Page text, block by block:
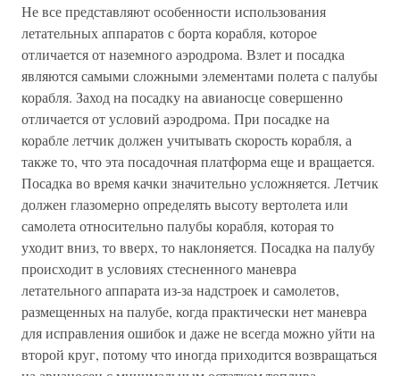
Не все представляют особенности использования
летательных аппаратов с борта корабля, которое
отличается от наземного аэродрома. Взлет и посадка
являются самыми сложными элементами полета с палубы
корабля. Заход на посадку на авианосце совершенно
отличается от условий аэродрома. При посадке на
корабле летчик должен учитывать скорость корабля, а
также то, что эта посадочная платформа еще и вращается.
Посадка во время качки значительно усложняется. Летчик
должен глазомерно определять высоту вертолета или
самолета относительно палубы корабля, которая то
уходит вниз, то вверх, то наклоняется. Посадка на палубу
происходит в условиях стесненного маневра
летательного аппарата из-за надстроек и самолетов,
размещенных на палубе, когда практически нет маневра
для исправления ошибок и даже не всегда можно уйти на
второй круг, потому что иногда приходится возвращаться